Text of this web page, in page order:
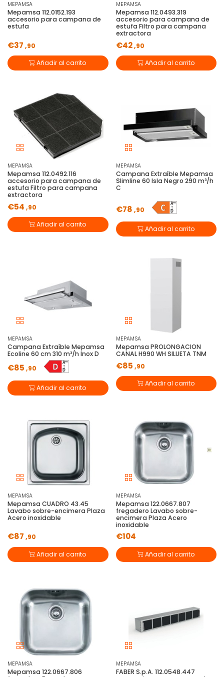
MEPAMSA
Mepamsa 112.0152.193
accesorio para campana de
estufa
€37 ,90
Añadir al carrito
MEPAMSA
Mepamsa 112.0493.319
accesorio para campana de
estufa Filtro para campana
extractora
€42,90
Añadir al carrito
MEPAMSA
Mepamsa 112.0492.116
accesorio para campana de
estufa Filtro para campana
extractora
€54 ,90
Añadir al carrito
MEPAMSA
Campana Extraíble Mepamsa
Slimline 60 Isla Negro 290 m³/h
C
€78 ,90
Añadir al carrito
MEPAMSA
Campana Extraíble Mepamsa
Ecoline 60 cm 310 m³/h Inox D
€85 ,90
Añadir al carrito
MEPAMSA
Mepamsa PROLONGACION
CANAL H990 WH SILUETA TNM
€85 ,90
Añadir al carrito
MEPAMSA
Mepamsa CUADRO 43.45
Lavabo sobre-encimera Plaza
Acero inoxidable
€87 ,90
Añadir al carrito
MEPAMSA
Mepamsa 122.0667.807
fregadero Lavabo sobre-
encimera Plaza Acero
inoxidable
€104
Añadir al carrito
MEPAMSA
Mepamsa 122.0667.806
MEPAMSA
FABER S.p.A. 112.0548.447